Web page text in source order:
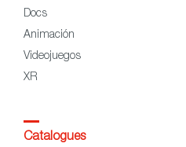
Docs
Animación
Videojuegos
XR
Catalogues